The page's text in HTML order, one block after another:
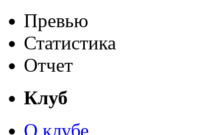
Превью
Статистика
Отчет
Клуб
О клубе